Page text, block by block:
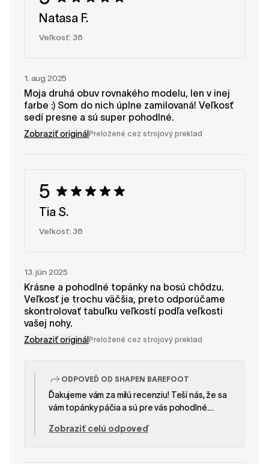
Natasa F.
Veľkosť: 36
1. aug 2025
Moja druhá obuv rovnakého modelu, len v inej
farbe :) Som do nich úplne zamilovaná! Veľkosť
sedí presne a sú super pohodlné.
Zobraziť originál Preložené cez strojový preklad
5
Tia S.
Veľkosť: 36
13. jún 2025
Krásne a pohodlné topánky na bosú chôdzu.
Veľkosť je trochu väčšia, preto odporúčame
skontrolovať tabuľku veľkostí podľa veľkosti
vašej nohy.
Zobraziť originál Preložené cez strojový preklad
ODPOVEĎ OD SHAPEN BAREFOOT
Ďakujeme vám za milú recenziu! Teší nás, že sa
vám topánky páčia a sú pre vás pohodlné.
vlastnej unikátnej forme, preto má každý model
Zobraziť celú odpoveď